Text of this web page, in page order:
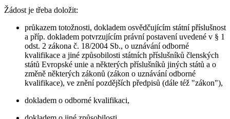
Žádost je třeba doložit:
průkazem totožnosti, dokladem osvědčujícím státní příslušnost
a příp. dokladem potvrzujícím právní postavení uvedené v § 1
odst. 2 zákona č. 18/2004 Sb., o uznávání odborné
kvalifikace a jiné způsobilosti státních příslušníků členských
států Evropské unie a některých příslušníků jiných států a o
změně některých zákonů (zákon o uznávání odborné
kvalifikace), ve znění pozdějších předpisů (dále též "zákon"),
dokladem o odborné kvalifikaci,